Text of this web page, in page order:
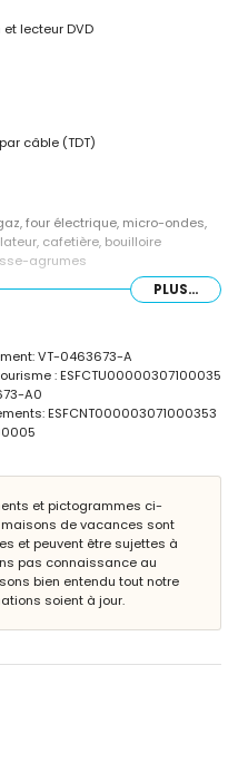
lecteur DVD
câble (TDT)
four électrique, micro-ondes,
cafetière, bouilloire
agrumes
190 x 90 cm et 1 mesurant
190 x 90 cm)
size (mesurant 190 x 150 cm)
x 135 cm)
(mesurant 190 x 70 cm)
baignoire, douche et
baignoire/douche,
simple, douche et toilettes
2m de profondeur
extérieur
et 3 places de parking privées
PLUS...
VT-0463673-A
: ESFCTU00000307100035
A0
ESFCNT000003071000353
et pictogrammes ci-
de vacances sont
et peuvent être sujettes à
pas connaissance au
bien entendu tout notre
soient à jour.